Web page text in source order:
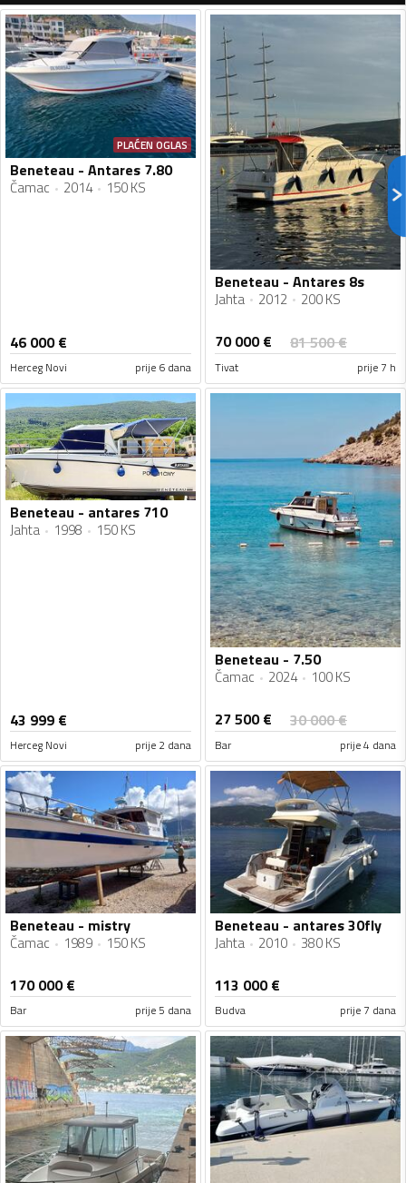
PLAĆEN OGLAS
Beneteau - Antares 7.80
Čamac 2014 150 KS
46 000€
Herceg Novi prije 6 dana
Beneteau - Antares 8s
Jahta 2012 200 KS
70 000€ 81 500€
Tivat prije 7 h
Beneteau - antares 710
Jahta 1998 150 KS
43 999 €
Herceg Novi prije 2 dana
Beneteau - 7.50
Čamac 2024 100 KS
27 500€ 30 000€
Bar prije 4 dana
Beneteau - mistry
Čamac 1989 150 KS
170 000€
Bar prije 5 dana
Beneteau - antares 30fly
Jahta 2010 380 KS
113 000€
Budva prije 7 dana